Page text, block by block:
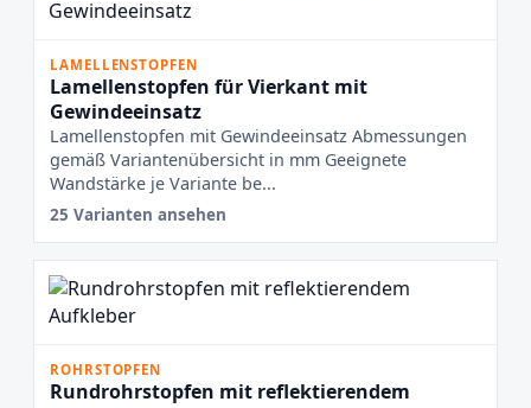
LAMELLENSTOPFEN
Lamellenstopfen für Vierkant mit
Gewindeeinsatz
Lamellenstopfen mit Gewindeeinsatz Abmessungen
gemäß Variantenübersicht in mm Geeignete
Wandstärke je Variante be...
25 Varianten ansehen
ROHRSTOPFEN
Rundrohrstopfen mit reflektierendem